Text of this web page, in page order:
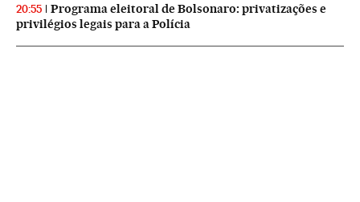
20:55
Programa eleitoral de Bolsonaro: privatizações e
privilégios legais para a Polícia